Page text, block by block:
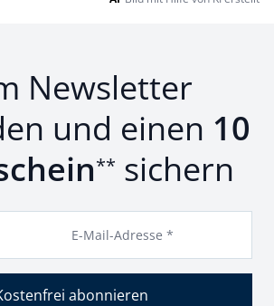
Newsletter
und einen 10
** sichern
E-Mail-Adresse *
abonnieren